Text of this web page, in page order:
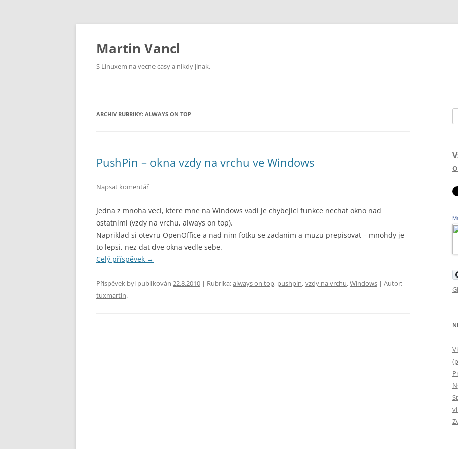
Přejít
webu
Martin Vancl
S Linuxem na vecne casy a nikdy jinak.
ARCHIV RUBRIKY: ALWAYS ON TOP
PushPin – okna vzdy na vrchu ve Windows
Napsat komentář
Jedna z mnoha veci, ktere mne na Windows vadi je chybejici funkce nechat okno nad
ostatnimi (vzdy na vrchu, always on top).
Napriklad si otevru OpenOffice a nad nim fotku se zadanim a muzu prepisovat – mnohdy je
to lepsi, nez dat dve okna vedle sebe.
Celý příspěvek →
Příspěvek byl publikován 22.8.2010 | Rubrika:always on top, pushpin,vzdy na vrchu,Windows | Autor:
tuxmartin.